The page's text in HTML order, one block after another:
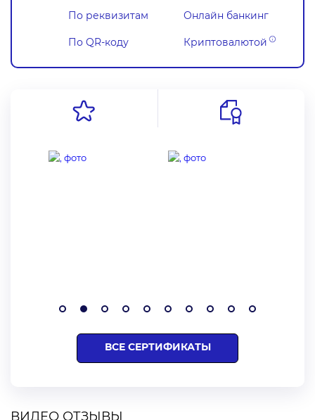
По реквизитам Онлайн банкинг
По QR-коду Криптовалютой
ВСЕ СЕРТИФИКАТЫ
ВИДЕО ОТЗЫВЫ